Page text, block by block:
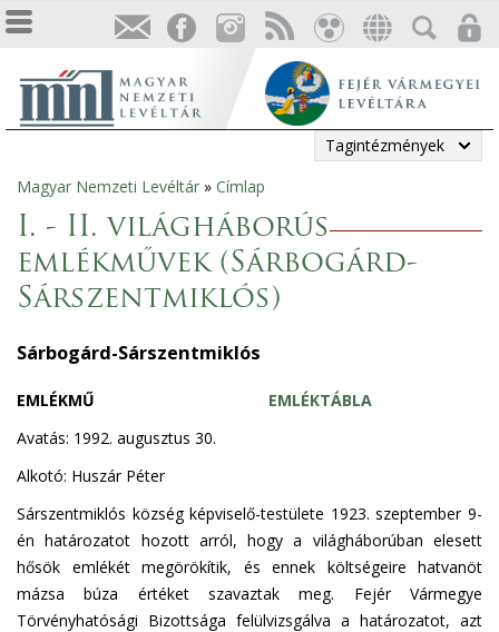
Tagintézmények
Jelenlegi
hely
Magyar Nemzeti Levéltár » Címlap
I. - II. világháborús
emlékművek (Sárbogárd-
Sárszentmiklós)
Sárbogárd-Sárszentmiklós
EMLÉKMŰ
EMLÉKTÁBLA
Avatás: 1992. augusztus 30.
Alkotó: Huszár Péter
Sárszentmiklós község képviselő-testülete 1923. szeptember 9-
én határozatot hozott arról, hogy a világháborúban elesett
hősök emlékét megörökítik, és ennek költségeire hatvanöt
mázsa búza értéket szavaztak meg. Fejér Vármegye
Törvényhatósági Bizottsága felülvizsgálva a határozatot, azt